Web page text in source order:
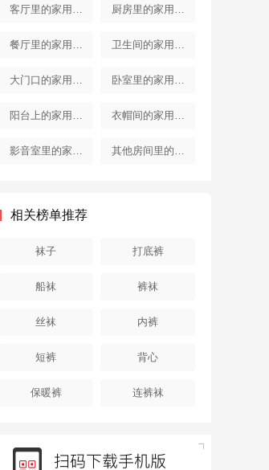
客厅里的家用电
器
厨房里的家用电
器
餐厅里的家用电
器
卫生间的家用电
器
大门口的家用电
器
卧室里的家用电
器
阳台上的家用电 衣帽间的家用电
器
影音室里的家用 其他房间里的家
相关榜单推荐
袜子 打底裤
船袜 裤袜
丝袜 内裤
短裤 背心
保暖裤 连裤袜